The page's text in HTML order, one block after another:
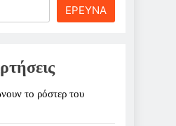
ΕΡΕΥΝΑ
το ρόστερ του